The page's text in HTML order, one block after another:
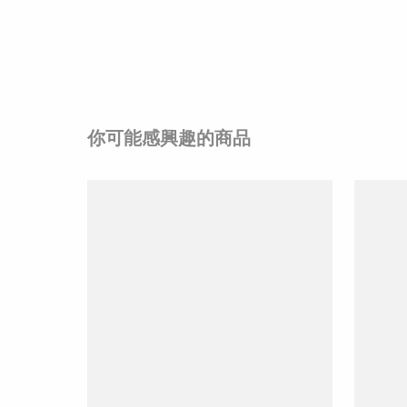
你可能感興趣的商品